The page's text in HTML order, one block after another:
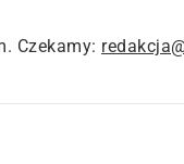
Czekamy: